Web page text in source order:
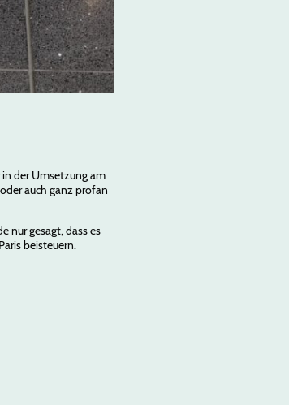
der Umsetzung am
auch ganz profan
nur gesagt, dass es
beisteuern.